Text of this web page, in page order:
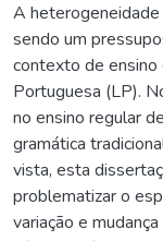
A heterogeneidade
sendo um
contexto de ensino
Portuguesa (LP).
no ensino regular
gramática
vista, esta
problematizar o
variação e